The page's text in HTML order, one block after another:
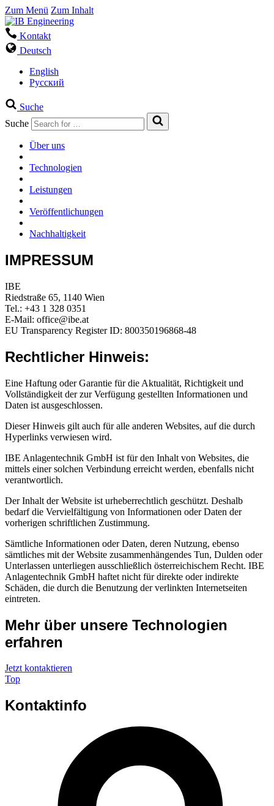
Zum Menü Zum Inhalt
Kontakt
Deutsch
English
Русский
Suche
Suche
Über uns
Technologien
Leistungen
Veröffentlichungen
Nachhaltigkeit
IMPRESSUM
IBE
Riedstraße 65, 1140 Wien
Tel.: +43 1 328 0351
E-Mail: office@ibe.at
EU Transparency Register ID: 800350196868-48
Rechtlicher Hinweis:
Eine Haftung oder Garantie für die Aktualität, Richtigkeit und
Vollständigkeit der zur Verfügung gestellten Informationen und
Daten ist ausgeschlossen.
Dieser Hinweis gilt auch für alle anderen Websites, auf die durch
Hyperlinks verwiesen wird.
IBE Anlagentechnik GmbH ist für den Inhalt von Websites, die
mittels einer solchen Verbindung erreicht werden, ebenfalls nicht
verantwortlich.
Der Inhalt der Website ist urheberrechtlich geschützt. Deshalb
bedarf die Vervielfältigung von Informationen oder Daten der
vorherigen schriftlichen Zustimmung.
Sämtliche Informationen oder Daten, deren Nutzung, ebenso
sämtliches mit der Website zusammenhängendes Tun, Dulden oder
Unterlassen unterliegen ausschließlich österreichischem Recht. IBE
Anlagentechnik GmbH haftet nicht für direkte oder indirekte
Schäden, die durch die Benutzung der verlinkten Internetseiten
eintreten.
Mehr über unsere Technologien
erfahren
Jetzt kontaktieren
Top
Kontaktinfo